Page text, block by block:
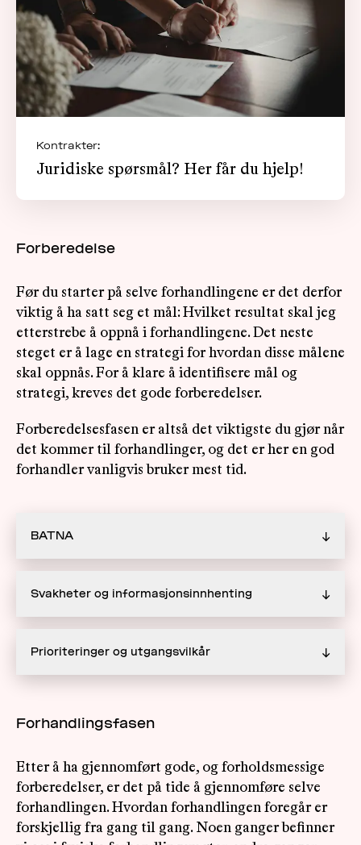
Kontrakter:
Juridiske spørsmål? Her får du hjelp!
Forberedelse
Før du starter på selve forhandlingene er det derfor
viktig å ha satt seg et mål: Hvilket resultat skal jeg
etterstrebe å oppnå i forhandlingene. Det neste
steget er å lage en strategi for hvordan disse målene
skal oppnås. For å klare å identifisere mål og
strategi, kreves det gode forberedelser.
Forberedelsesfasen er altså det viktigste du gjør når
det kommer til forhandlinger, og det er her en god
forhandler vanligvis bruker mest tid.
BATNA ↓
Svakheter og informasjonsinnhenting ↓
Prioriteringer og utgangsvilkår ↓
Forhandlingsfasen
Etter å ha gjennomført gode, og forholdsmessige
forberedelser, er det på tide å gjennomføre selve
forhandlingen. Hvordan forhandlingen foregår er
forskjellig fra gang til gang. Noen ganger befinner